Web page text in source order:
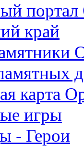
портал
край
карта
игры
- Герои